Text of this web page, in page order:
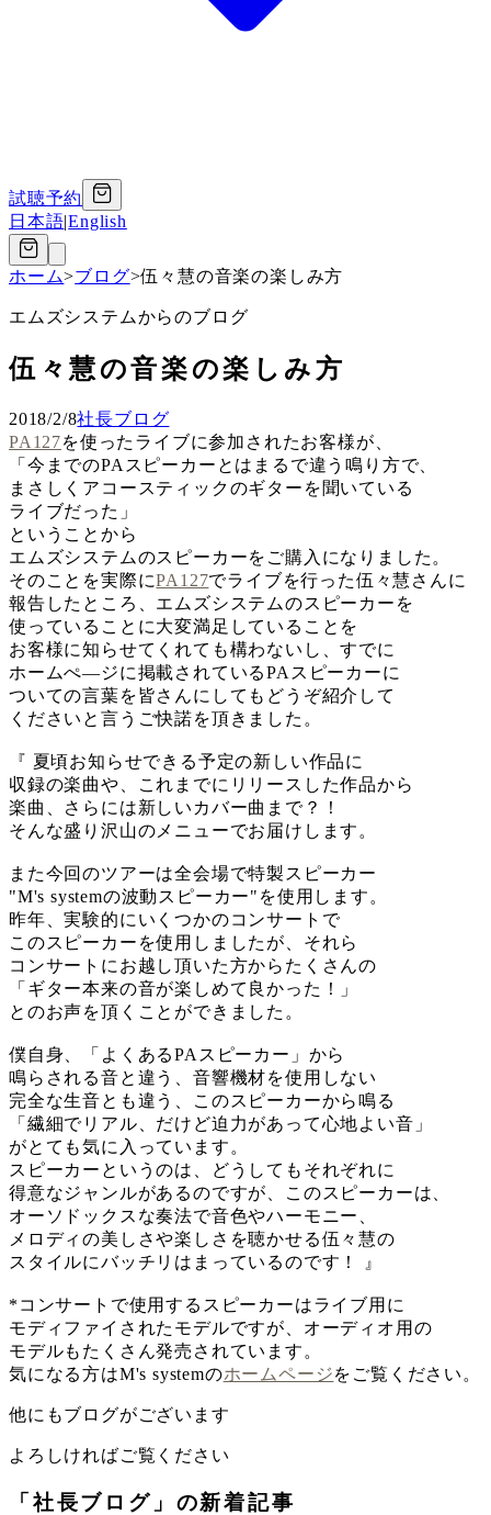
試聴予約
日本語|English
ホーム>ブログ>伍々慧の音楽の楽しみ方
エムズシステムからのブログ
伍々慧の音楽の楽しみ方
2018/2/8社長ブログ
PA127を使ったライブに参加されたお客様が、
「今までのPAスピーカーとはまるで違う鳴り方で、
まさしくアコースティックのギターを聞いている
ライブだった」
ということから
エムズシステムのスピーカーをご購入になりました。
そのことを実際にPA127でライブを行った伍々慧さんに
報告したところ、エムズシステムのスピーカーを
使っていることに大変満足していることを
お客様に知らせてくれても構わないし、すでに
ホームぺ―ジに掲載されているPAスピーカーに
ついての言葉を皆さんにしてもどうぞ紹介して
くださいと言うご快諾を頂きました。
『 夏頃お知らせできる予定の新しい作品に
収録の楽曲や、これまでにリリースした作品から
楽曲、さらには新しいカバー曲まで？！
そんな盛り沢山のメニューでお届けします。
また今回のツアーは全会場で特製スピーカー
"M's systemの波動スピーカー"を使用します。
昨年、実験的にいくつかのコンサートで
このスピーカーを使用しましたが、それら
コンサートにお越し頂いた方からたくさんの
「ギター本来の音が楽しめて良かった！」
とのお声を頂くことができました。
僕自身、「よくあるPAスピーカー」から
鳴らされる音と違う、音響機材を使用しない
完全な生音とも違う、このスピーカーから鳴る
「繊細でリアル、だけど迫力があって心地よい音」
がとても気に入っています。
スピーカーというのは、どうしてもそれぞれに
得意なジャンルがあるのですが、このスピーカーは、
オーソドックスな奏法で音色やハーモニー、
メロディの美しさや楽しさを聴かせる伍々慧の
スタイルにバッチリはまっているのです！ 』
*コンサートで使用するスピーカーはライブ用に
モディファイされたモデルですが、オーディオ用の
モデルもたくさん発売されています。
気になる方はM's systemのホームページをご覧ください。
他にもブログがございます
よろしければご覧ください
「社長ブログ」の新着記事